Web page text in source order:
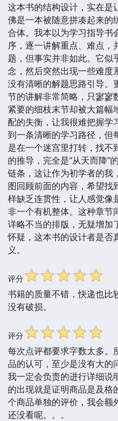
这本书的结构设计，实在是
佛是一本被随意拼凑起来的
合体。我本以为学习指导书
序，逐一讲解重点、难点，
题，但事实并非如此。它似
念，然后突然出现一些难度
没有清晰的解题思路引导。
节的讲解非常简略，只寥寥
紧要的细枝末节却被大篇幅
配的失衡，让我很难把握学
到一条清晰的学习路径，但
是在一个迷宫里打转，找不
的推导，完全是“从天而降”
链条，这让作为初学者的我
图回顾前面的内容，希望找
样缺乏连贯性，让人感觉像
非一个有机整体。这种章节
详略不当的排版，无疑增加
怀疑，这本书的设计者是否
义。
评分☆☆☆☆☆
书籍的质量不错，快递也比
没有破损。
评分☆☆☆☆☆
每次点评都要求字数太多。
品的认可，至少是没有大的
我一定会负责的进行详细说
的出现就是证明商品是及格
个商品单独的评价，我会额
还没看呢。。。